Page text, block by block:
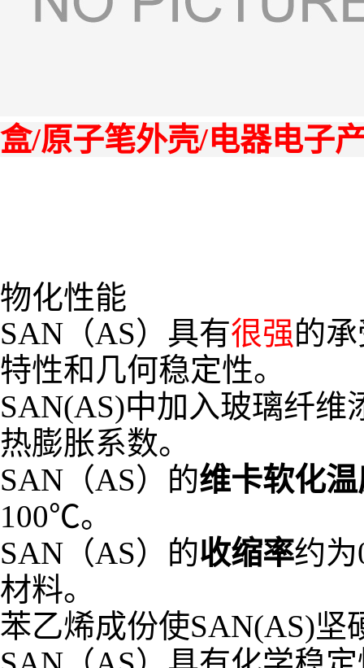
盒/原子笔外壳/电器电子
物化性能
SAN（AS）具有很强的
特性和几何稳定性。
SAN(AS)中加入玻璃纤
热膨胀系数。
SAN（AS）的维卡软化
100℃。
SAN（AS）的收缩率约
材料。
苯乙烯成份使SAN(AS)